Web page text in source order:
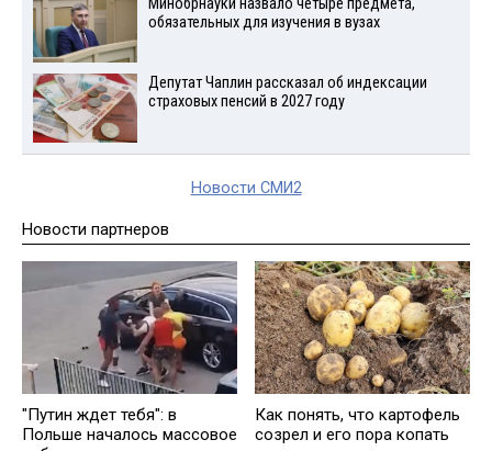
обязательных для изучения в вузах
Депутат Чаплин рассказал об индексации
страховых пенсий в 2027 году
Новости СМИ2
Новости партнеров
"Путин ждет тебя": в
Польше началось массовое
Как понять, что картофель
созрел и его пора копать